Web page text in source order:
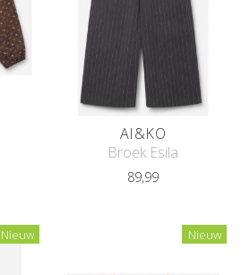
AI&KO
Broek Esila
89,99
Nieuw Nieuw